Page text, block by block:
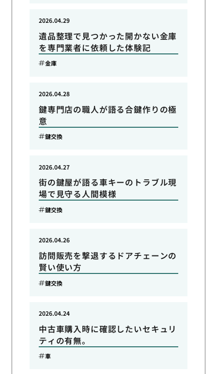
遺品整理で見つかった開かない金庫
を専門業者に依頼した体験記
2026.04.29
金庫
鍵専門店の職人が語る合鍵作りの極
意
2026.04.28
鍵交換
街の鍵屋が語る車キーのトラブル現
場で見守る人間模様
2026.04.27
鍵交換
訪問販売を撃退するドアチェーンの
賢い使い方
2026.04.26
鍵交換
中古車購入時に確認したいセキュリ
ティの有無。
2026.04.24
車